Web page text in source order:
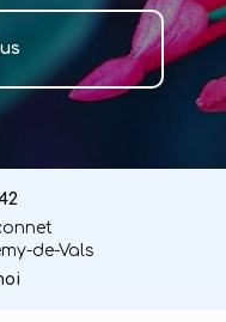
de-Vals